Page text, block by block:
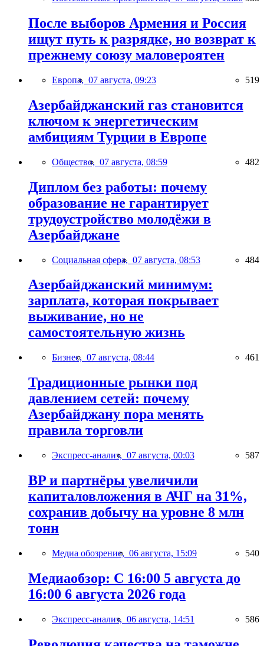
После выборов Армения и Россия
ищут путь к разрядке, но возврат к
прежнему союзу маловероятен
Европа, 07 августа, 09:23 519
Азербайджанский газ становится
ключом к энергетическим
амбициям Турции в Европе
Общество, 07 августа, 08:59 482
Диплом без работы: почему
образование не гарантирует
трудоустройство молодёжи в
Азербайджане
Социальная сфера, 07 августа, 08:53 484
Азербайджанский минимум:
зарплата, которая покрывает
выживание, но не
самостоятельную жизнь
Бизнес, 07 августа, 08:44 461
Традиционные рынки под
давлением сетей: почему
Азербайджану пора менять
правила торговли
Экспресс-анализ, 07 августа, 00:03 587
BP и партнёры увеличили
капиталовложения в АЧГ на 31%,
сохранив добычу на уровне 8 млн
тонн
Медиа обозрение, 06 августа, 15:09 540
Медиаобзор: С 16:00 5 августа до
16:00 6 августа 2026 года
Экспресс-анализ, 06 августа, 14:51 586